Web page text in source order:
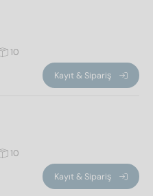
10
Kayıt & Sipariş
10
Kayıt & Sipariş